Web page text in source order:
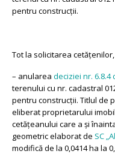
pentru construcții.
Tot la solicitarea
– anularea deciziei nr. 6.8.4
terenului cu nr. cadastral
pentru construcții. Titlul de
eliberat proprietarului
cetățeanului care a și
geometric elaborat de SC
modifică de la 0,0414 ha la